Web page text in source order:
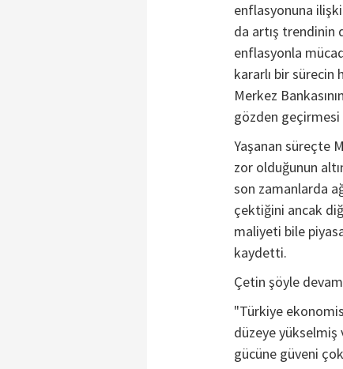
enflasyonuna
da artış
enflasyonla
kararlı bir
Merkez
gözden
Yaşanan süreçte
zor olduğunun
son zamanlarda
çektiğini ancak
maliyeti bile
kaydetti.
Çetin şöyle
"Türkiye
düzeye yükselmiş
gücüne güveni